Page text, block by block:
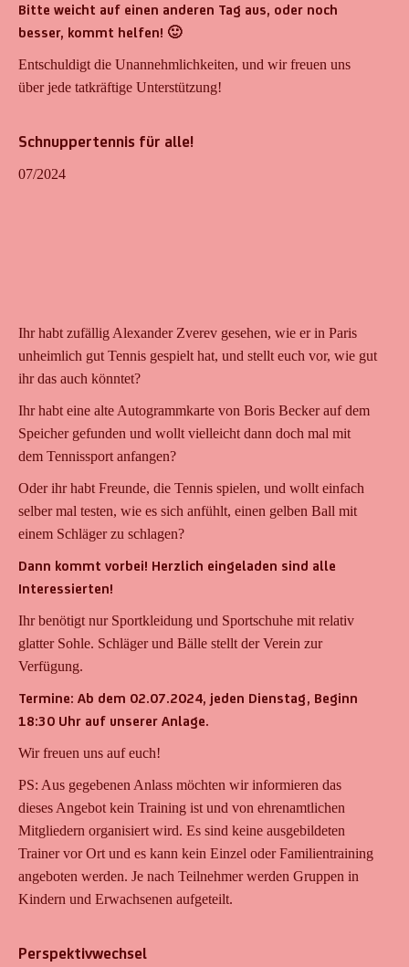
Bitte weicht auf einen anderen Tag aus, oder noch
besser, kommt helfen! 🙂
Entschuldigt die Unannehmlichkeiten, und wir freuen uns
über jede tatkräftige Unterstützung!
Schnuppertennis für alle!
07/2024
Ihr habt zufällig Alexander Zverev gesehen, wie er in Paris
unheimlich gut Tennis gespielt hat, und stellt euch vor, wie gut
ihr das auch könntet?
Ihr habt eine alte Autogrammkarte von Boris Becker auf dem
Speicher gefunden und wollt vielleicht dann doch mal mit
dem Tennissport anfangen?
Oder ihr habt Freunde, die Tennis spielen, und wollt einfach
selber mal testen, wie es sich anfühlt, einen gelben Ball mit
einem Schläger zu schlagen?
Dann kommt vorbei! Herzlich eingeladen sind alle
Interessierten!
Ihr benötigt nur Sportkleidung und Sportschuhe mit relativ
glatter Sohle. Schläger und Bälle stellt der Verein zur
Verfügung.
Termine: Ab dem 02.07.2024, jeden Dienstag, Beginn
18:30 Uhr auf unserer Anlage.
Wir freuen uns auf euch!
PS: Aus gegebenen Anlass möchten wir informieren das
dieses Angebot kein Training ist und von ehrenamtlichen
Mitgliedern organisiert wird. Es sind keine ausgebildeten
Trainer vor Ort und es kann kein Einzel oder Familientraining
angeboten werden. Je nach Teilnehmer werden Gruppen in
Kindern und Erwachsenen aufgeteilt.
Perspektivwechsel